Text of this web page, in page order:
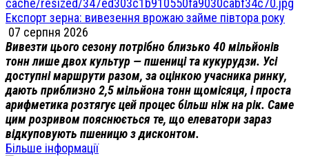
Експорт зерна: вивезення врожаю займе півтора року
07 серпня 2026
Вивезти цього сезону потрібно близько 40 мільйонів
тонн лише двох культур — пшениці та кукурудзи. Усі
доступні маршрути разом, за оцінкою учасника ринку,
дають приблизно 2,5 мільйона тонн щомісяця, і проста
арифметика розтягує цей процес більш ніж на рік. Саме
цим розривом пояснюється те, що елеватори зараз
відкуповують пшеницю з дисконтом.
Більше інформації